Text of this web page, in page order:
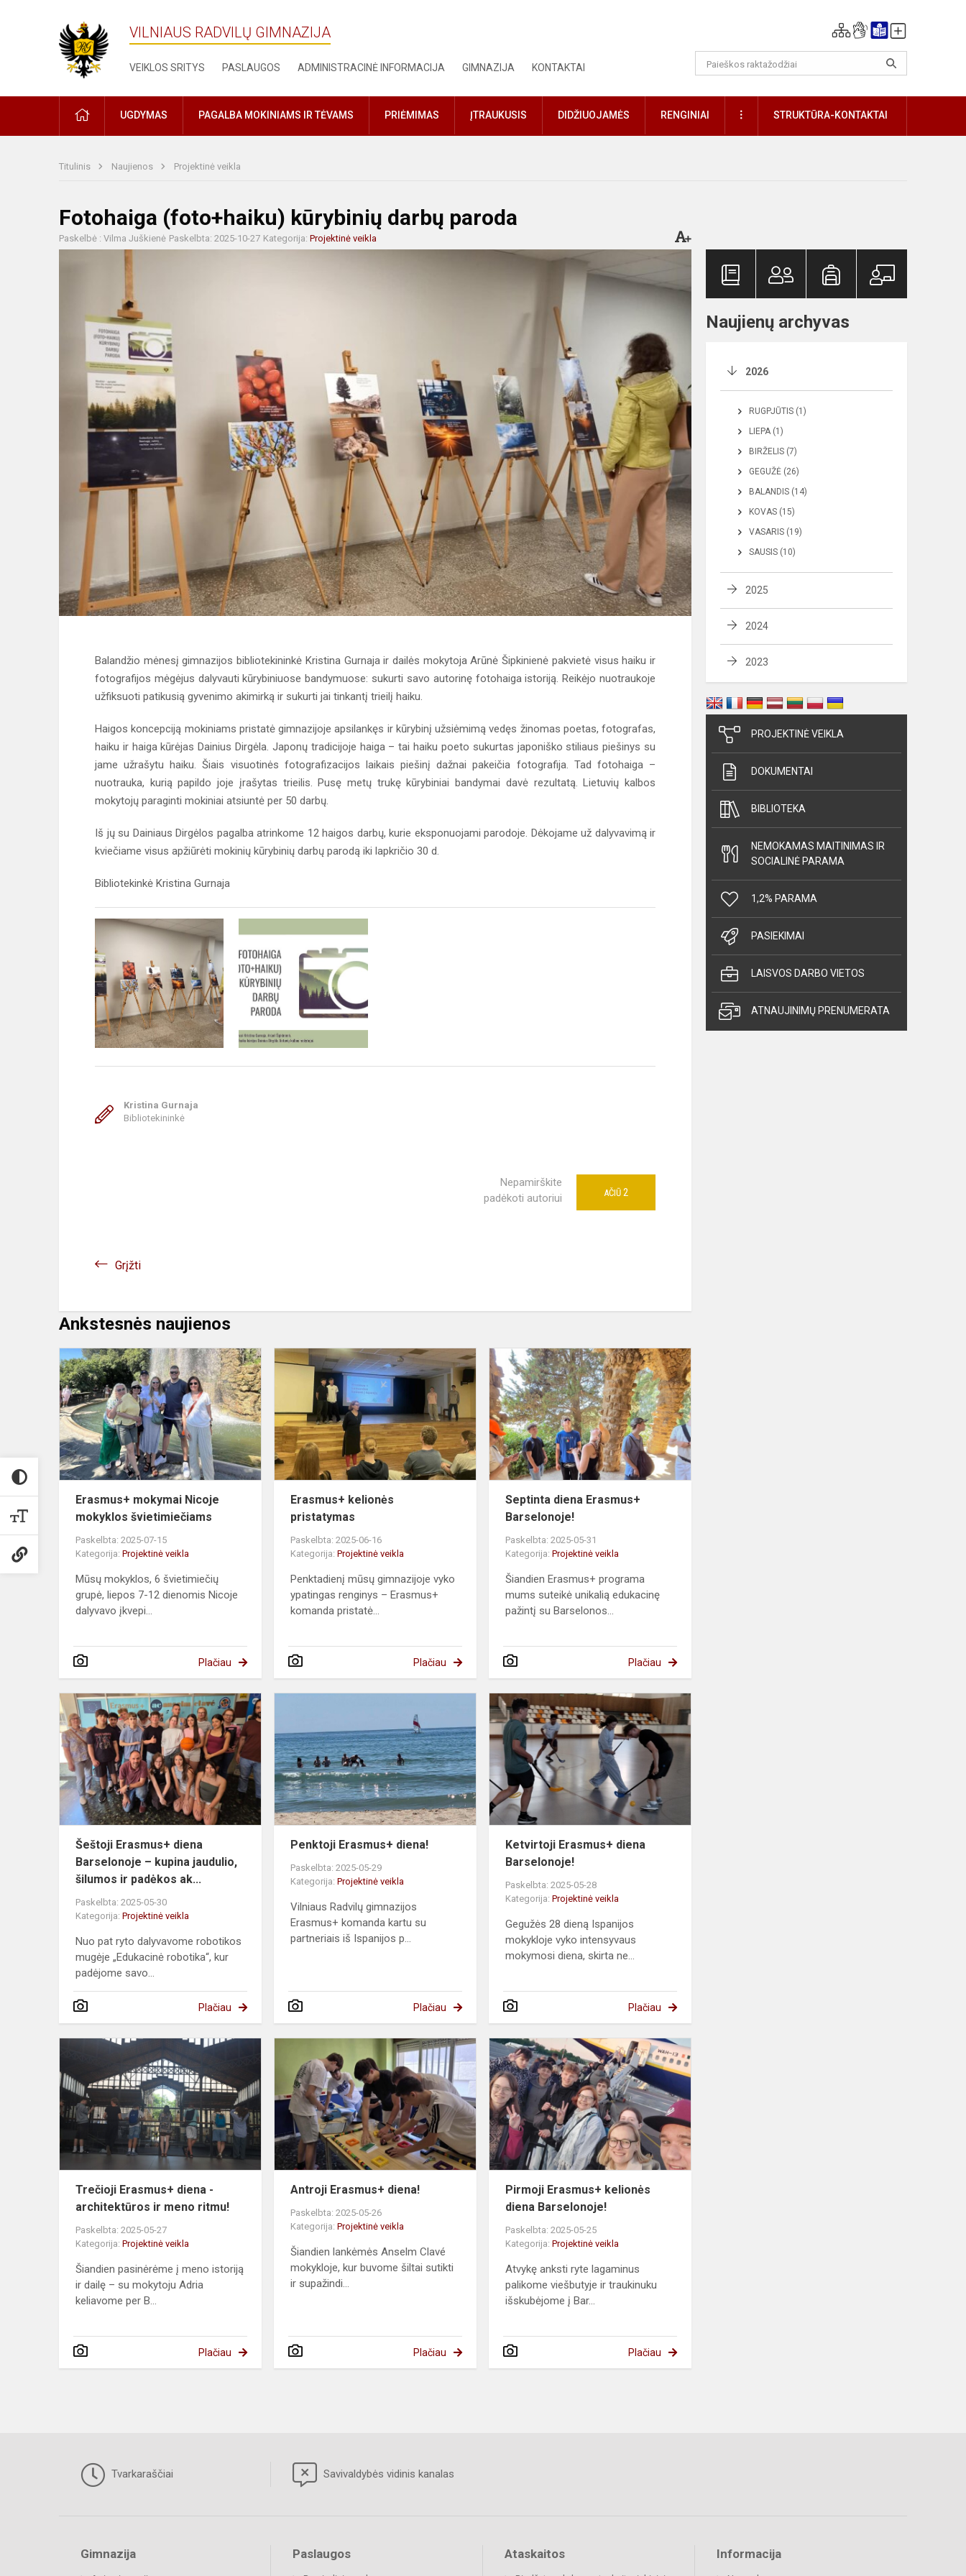
VILNIAUS RADVILŲ GIMNAZIJA
VEIKLOS SRITYS PASLAUGOS ADMINISTRACINĖ INFORMACIJA GIMNAZIJA KONTAKTAI
PRADŽIAUGDYMAS PAGALBA MOKINIAMS IR TĖVAMS PRIĖMIMAS ĮTRAUKUSIS DIDŽIUOJAMĖS RENGINIAI DAUGIAUSTRUKTŪRA-KONTAKTAI
Titulinis Naujienos Projektinė veikla
Fotohaiga (foto+haiku) kūrybinių darbų paroda
Paskelbė : Vilma Juškienė Paskelbta: 2025-10-27 Kategorija: Projektinė veikla
Balandžio mėnesį gimnazijos bibliotekininkė Kristina Gurnaja ir dailės mokytoja Arūnė Šipkinienė pakvietė visus haiku ir
fotografijos mėgėjus dalyvauti kūrybiniuose bandymuose: sukurti savo autorinę fotohaiga istoriją. Reikėjo nuotraukoje
užfiksuoti patikusią gyvenimo akimirką ir sukurti jai tinkantį trieilį haiku.
Haigos koncepciją mokiniams pristatė gimnazijoje apsilankęs ir kūrybinį užsiėmimą vedęs žinomas poetas, fotografas,
haiku ir haiga kūrėjas Dainius Dirgėla. Japonų tradicijoje haiga – tai haiku poeto sukurtas japoniško stiliaus piešinys su
jame užrašytu haiku. Šiais visuotinės fotografizacijos laikais piešinį dažnai pakeičia fotografija. Tad fotohaiga –
nuotrauka, kurią papildo joje įrašytas trieilis. Pusę metų trukę kūrybiniai bandymai davė rezultatą. Lietuvių kalbos
mokytojų paraginti mokiniai atsiuntė per 50 darbų.
Iš jų su Dainiaus Dirgėlos pagalba atrinkome 12 haigos darbų, kurie eksponuojami parodoje. Dėkojame už dalyvavimą ir
kviečiame visus apžiūrėti mokinių kūrybinių darbų parodą iki lapkričio 30 d.
Bibliotekinkė Kristina Gurnaja
Kristina Gurnaja
Bibliotekininkė
Nepamirškite
padėkoti autoriui
AČIŪ 2
Grįžti
Ankstesnės naujienos
Erasmus+
mokymai
Nicoje
mokyklos
švietimiečiams
Erasmus+ mokymai Nicoje
mokyklos švietimiečiams
Paskelbta: 2025-07-15
Kategorija: Projektinė veikla
Mūsų mokyklos, 6 švietimiečių
grupė, liepos 7-12 dienomis Nicoje
dalyvavo įkvepi...
Plačiau
Erasmus+
kelionės
pristatymas
Erasmus+ kelionės
pristatymas
Paskelbta: 2025-06-16
Kategorija:Projektinė veikla
Penktadienį mūsų gimnazijoje vyko
ypatingas renginys – Erasmus+
komanda pristatė...
Plačiau
Septinta
diena
Erasmus+
Barselonoje!
Septinta diena Erasmus+
Barselonoje!
Paskelbta: 2025-05-31
Kategorija:Projektinė veikla
Šiandien Erasmus+ programa
mums suteikė unikalią edukacinę
pažintį su Barselonos...
Plačiau
Šeštoji
Erasmus+
diena
Barselonoje
kupina
jaudulio,
šilum...
Šeštoji Erasmus+ diena
Barselonoje – kupina jaudulio,
šilumos ir padėkos ak...
Paskelbta: 2025-05-30
Kategorija: Projektinė veikla
Nuo pat ryto dalyvavome robotikos
mugėje „Edukacinė robotika“, kur
padėjome savo...
Plačiau
Penktoji
Erasmus+
diena!
Penktoji Erasmus+ diena!
Paskelbta: 2025-05-29
Kategorija:Projektinė veikla
Vilniaus Radvilų gimnazijos
Erasmus+ komanda kartu su
partneriais iš Ispanijos p...
Plačiau
Erasmus+
diena
Ketvirtoji Erasmus+ diena
Barselonoje!
Paskelbta: 2025-05-28
Kategorija:Projektinė veikla
Gegužės 28 dieną Ispanijos
mokykloje vyko intensyvaus
mokymosi diena, skirta ne...
Plačiau
Erasmus+
diena
architektūros
meno
ritmu!
Trečioji Erasmus+ diena -
architektūros ir meno ritmu!
Paskelbta: 2025-05-27
Kategorija: Projektinė veikla
Šiandien pasinėrėme į meno istoriją
ir dailę – su mokytoju Adria
keliavome per B...
Plačiau
Antroji
Erasmus+
diena!
Antroji Erasmus+ diena!
Paskelbta: 2025-05-26
Kategorija:Projektinė veikla
Šiandien lankėmės Anselm Clavé
mokykloje, kur buvome šiltai sutikti
ir supažindi...
Plačiau
Pirmoji
kelionės
diena
Pirmoji Erasmus+ kelionės
diena Barselonoje!
Paskelbta: 2025-05-25
Kategorija:Projektinė veikla
Atvykę anksti ryte lagaminus
palikome viešbutyje ir traukinuku
išskubėjome į Bar...
Plačiau
Naujienų archyvas
2026
RUGPJŪTIS (1)
LIEPA (1)
BIRŽELIS (7)
GEGUŽĖ (26)
BALANDIS (14)
KOVAS (15)
VASARIS (19)
SAUSIS (10)
2025
2024
2023
PROJEKTINĖ VEIKLA
DOKUMENTAI
BIBLIOTEKA
NEMOKAMAS MAITINIMAS IR
SOCIALINĖ PARAMA
1,2% PARAMA
PASIEKIMAI
LAISVOS DARBO VIETOS
ATNAUJINIMŲ PRENUMERATA
Tvarkaraščiai Savivaldybės vidinis kanalas
Gimnazija Paslaugos Ataskaitos Informacija